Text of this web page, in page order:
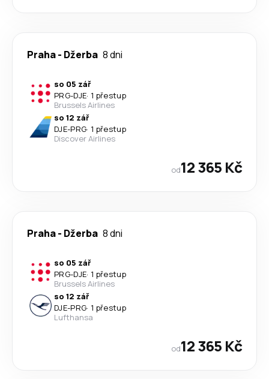
Praha- Džerba 8 dni
so 05 zář
PRG-DJE· 1 přestup
Brussels Airlines
so 12 zář
DJE-PRG· 1 přestup
Discover Airlines
od12 365 Kč
Praha- Džerba 8 dni
so 05 zář
PRG-DJE· 1 přestup
Brussels Airlines
so 12 zář
DJE-PRG· 1 přestup
Lufthansa
od12 365 Kč